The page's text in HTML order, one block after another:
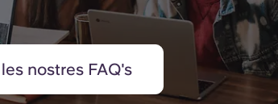
nostres FAQ's